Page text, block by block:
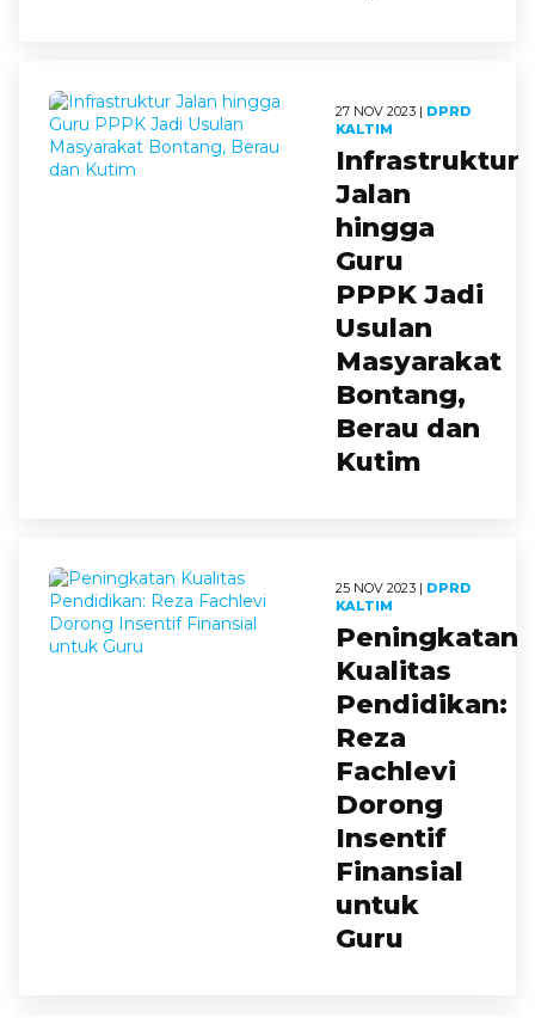
27 NOV 2023 | DPRD
KALTIM
Infrastruktur
Jalan
hingga
Guru
PPPK Jadi
Usulan
Masyarakat
Bontang,
Berau dan
Kutim
25 NOV 2023 | DPRD
KALTIM
Peningkatan
Kualitas
Pendidikan:
Reza
Fachlevi
Dorong
Insentif
Finansial
untuk
Guru